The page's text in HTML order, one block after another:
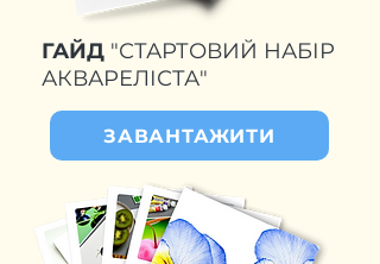
ГАЙД "СТАРТОВИЙ НАБІР
АКВАРЕЛІСТА"
ЗАВАНТАЖИТИ